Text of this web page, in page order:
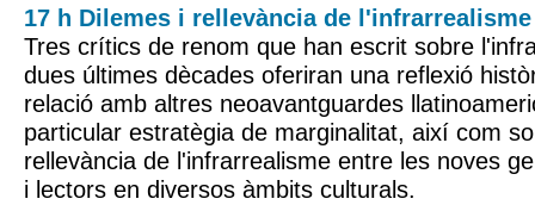
17 h Dilemes i rellevància de l'infrarrealisme
Tres crítics de renom que han escrit sobre
dues últimes dècades oferiran una reflexió
relació amb altres neoavantguardes
particular estratègia de marginalitat, així com
rellevància de l'infrarrealisme entre les noves
i lectors en diversos àmbits culturals.